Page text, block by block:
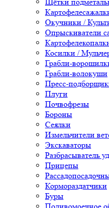
Окучники /
Опрыскиватели
Косилки /
Грабли-
Грабли-волокуши
Пресс-
Плуги
Почвофрезы
Бороны
Сеялки
Измельчители
Экскаваторы
Разбрасыватель
Прицепы
Кормораздатчики
Буры